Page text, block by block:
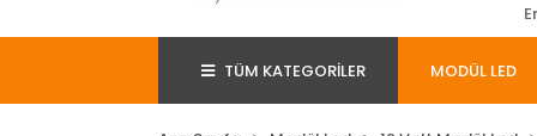
TÜM KATEGORİLER MODÜL LED